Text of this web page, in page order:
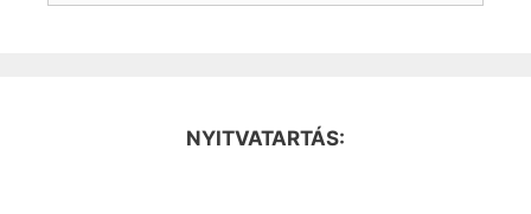
NYITVATARTÁS: